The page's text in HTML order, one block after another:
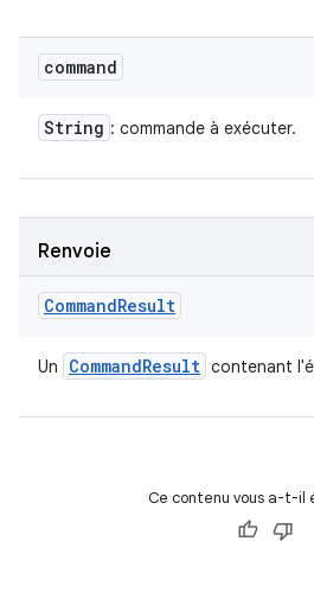
command
String : commande à exécuter.
Renvoie
CommandResult
Un CommandResult contenant
Ce contenu vous a-t-il